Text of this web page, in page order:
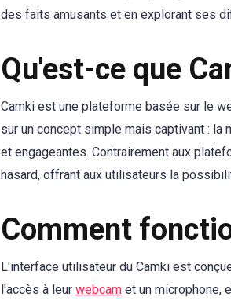
des faits amusants et en explorant ses
Qu'est-ce que
Camki est une plateforme basée sur le
sur un concept simple mais captivant :
et engageantes. Contrairement aux
hasard, offrant aux utilisateurs la
Comment
L'interface utilisateur du Camki est
l'accès à leur webcam et un microphone,